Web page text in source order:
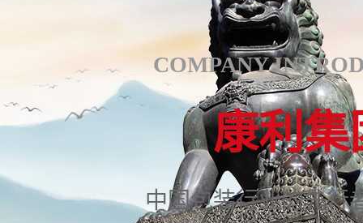
COMPANY
康利集
中国包装行业的先行